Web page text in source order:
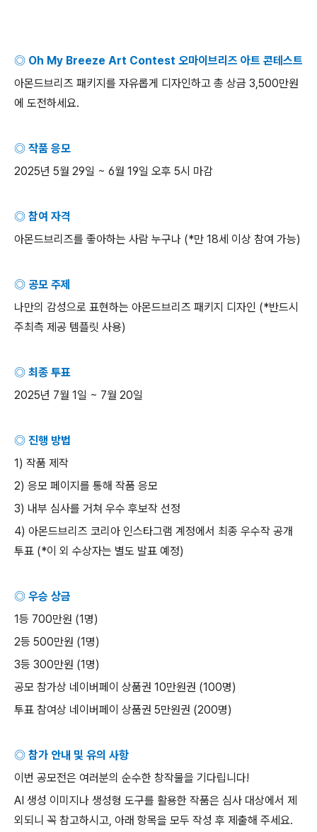
◎ Oh My Breeze Art Contest 오마이브리즈 아트 콘테스트
아몬드브리즈 패키지를 자유롭게 디자인하고 총 상금 3,500만원
에 도전하세요.
◎ 작품 응모
2025년 5월 29일 ~ 6월 19일 오후 5시 마감
◎ 참여 자격
아몬드브리즈를 좋아하는 사람 누구나 (*만 18세 이상 참여 가능)
◎ 공모 주제
나만의 감성으로 표현하는 아몬드브리즈 패키지 디자인 (*반드시
주최측 제공 템플릿 사용)
◎ 최종 투표
2025년 7월 1일 ~ 7월 20일
◎ 진행 방법
1) 작품 제작
2) 응모 페이지를 통해 작품 응모
3) 내부 심사를 거쳐 우수 후보작 선정
4) 아몬드브리즈 코리아 인스타그램 계정에서 최종 우수작 공개
투표 (*이 외 수상자는 별도 발표 예정)
◎ 우승 상금
1등 700만원 (1명)
2등 500만원 (1명)
3등 300만원 (1명)
공모 참가상 네이버페이 상품권 10만원권 (100명)
투표 참여상 네이버페이 상품권 5만원권 (200명)
◎ 참가 안내 및 유의 사항
이번 공모전은 여러분의 순수한 창작물을 기다립니다!
AI 생성 이미지나 생성형 도구를 활용한 작품은 심사 대상에서 제
외되니 꼭 참고하시고, 아래 항목을 모두 작성 후 제출해 주세요.